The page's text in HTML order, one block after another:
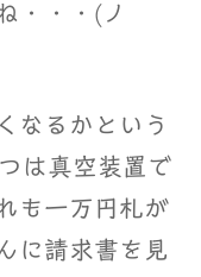
・・・(ノ
なるかという
は真空装置で
も一万円札が
に請求書を見